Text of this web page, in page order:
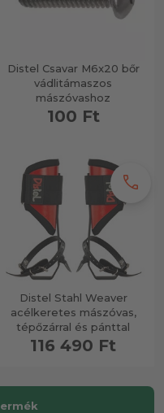
Distel Csavar M6x20 bőr
vádlitámaszos
mászóvashoz
100 Ft
Distel Stahl Weaver
acélkeretes mászóvas,
tépőzárral és pánttal
116 490 Ft
call